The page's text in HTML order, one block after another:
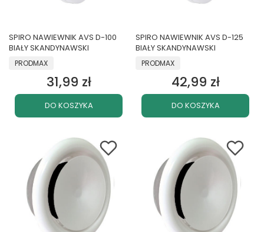
SPIRO NAWIEWNIK AVS D-100
BIAŁY SKANDYNAWSKI
PRODUCENT
PRODMAX
Cena
31,99 zł
DO KOSZYKA
SPIRO NAWIEWNIK AVS D-125
BIAŁY SKANDYNAWSKI
PRODUCENT
PRODMAX
Cena
42,99 zł
DO KOSZYKA